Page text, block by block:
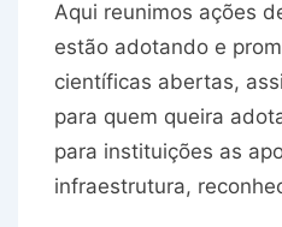
Aqui reunimos ações
estão adotando e
científicas abertas,
para quem queira
para instituições as
infraestrutura,